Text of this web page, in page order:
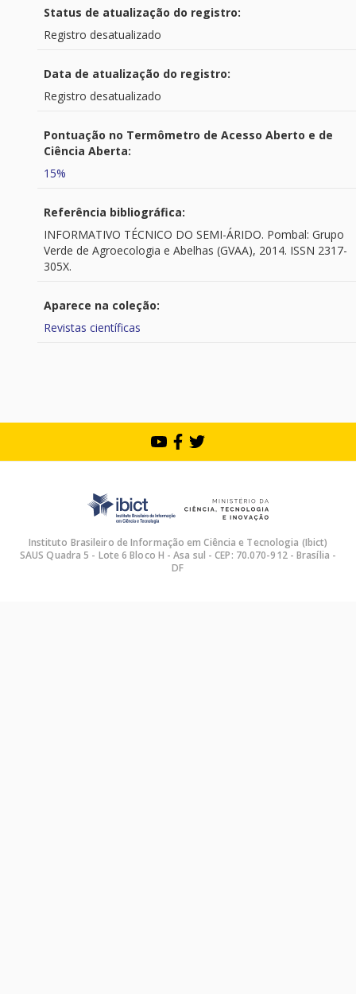
Status de atualização do registro:
Registro desatualizado
Data de atualização do registro:
Registro desatualizado
Pontuação no Termômetro de Acesso Aberto e de
Ciência Aberta:
15%
Referência bibliográfica:
INFORMATIVO TÉCNICO DO SEMI-ÁRIDO. Pombal: Grupo
Verde de Agroecologia e Abelhas (GVAA), 2014. ISSN 2317-
305X.
Aparece na coleção:
Revistas científicas
Instituto Brasileiro de Informação em Ciência e Tecnologia (Ibict)
SAUS Quadra 5 - Lote 6 Bloco H - Asa sul - CEP: 70.070-912 - Brasília -
DF